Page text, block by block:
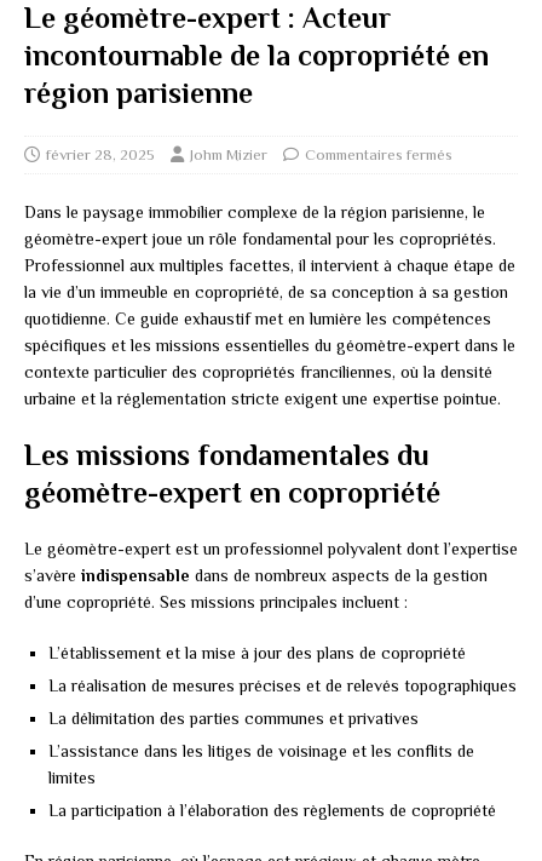
Le géomètre-expert : Acteur
incontournable de la copropriété en
région parisienne
février 28, 2025 Johm Mizier Commentaires fermés
Dans le paysage immobilier complexe de la région parisienne, le
géomètre-expert joue un rôle fondamental pour les copropriétés.
Professionnel aux multiples facettes, il intervient à chaque étape de
la vie d’un immeuble en copropriété, de sa conception à sa gestion
quotidienne. Ce guide exhaustif met en lumière les compétences
spécifiques et les missions essentielles du géomètre-expert dans le
contexte particulier des copropriétés franciliennes, où la densité
urbaine et la réglementation stricte exigent une expertise pointue.
Les missions fondamentales du
géomètre-expert en copropriété
Le géomètre-expert est un professionnel polyvalent dont l’expertise
s’avère indispensable dans de nombreux aspects de la gestion
d’une copropriété. Ses missions principales incluent :
L’établissement et la mise à jour des plans de copropriété
La réalisation de mesures précises et de relevés topographiques
La délimitation des parties communes et privatives
L’assistance dans les litiges de voisinage et les conflits de
limites
La participation à l’élaboration des règlements de copropriété